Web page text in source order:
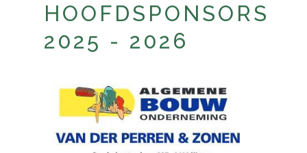
HOOFDSPONSORS
2025 - 2026